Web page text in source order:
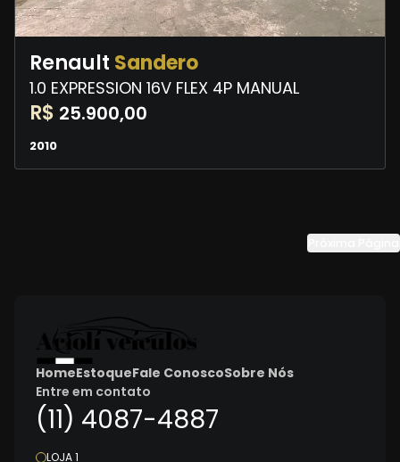
Renault Sandero
1.0 EXPRESSION 16V FLEX 4P MANUAL
R$ 25.900,00
2010
HomeEstoqueFale ConoscoSobre Nós
Entre em contato
(11) 4087-4887
LOJA 1